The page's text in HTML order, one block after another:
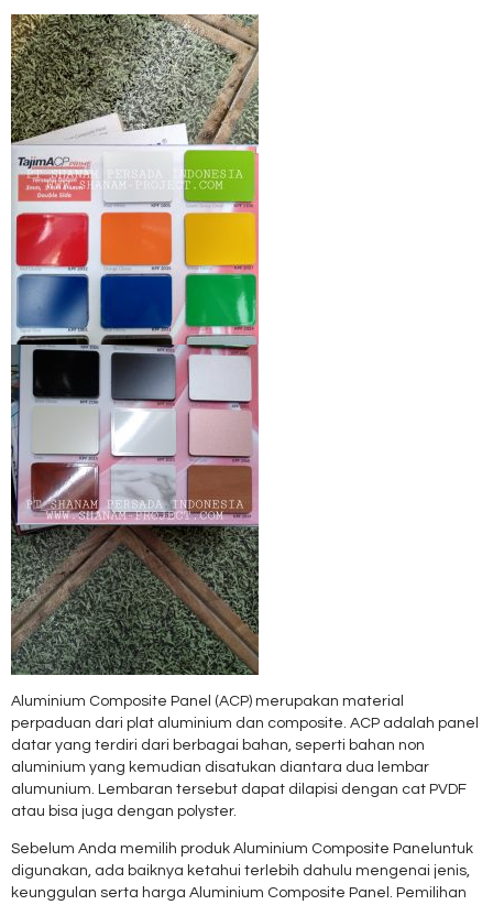
Aluminium Composite Panel (ACP) merupakan material
perpaduan dari plat aluminium dan composite. ACP adalah panel
datar yang terdiri dari berbagai bahan, seperti bahan non
aluminium yang kemudian disatukan diantara dua lembar
alumunium. Lembaran tersebut dapat dilapisi dengan cat PVDF
atau bisa juga dengan polyster.
Sebelum Anda memilih produk Aluminium Composite Paneluntuk
digunakan, ada baiknya ketahui terlebih dahulu mengenai jenis,
keunggulan serta harga Aluminium Composite Panel. Pemilihan